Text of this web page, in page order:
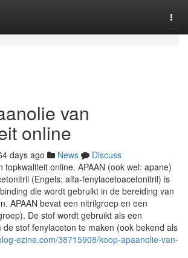
van
online
days ago News
Discuss
topkwaliteit online. APAAN (ook wel: apane)
(Engels: alfa-fenylacetoacetonitril) is
die wordt gebruikt in de bereiding van
APAAN bevat een nitrilgroep en een
De stof wordt gebruikt als een
stof fenylaceton te maken (ook bekend als
ezine.com/38715908/koop-apaanolie-van-